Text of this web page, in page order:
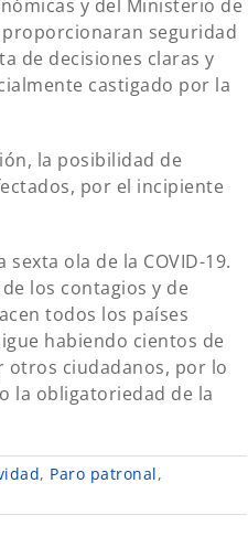
y del Ministerio de
seguridad
de decisiones claras y
castigado por la
la posibilidad de
por el incipiente
ola de la COVID-19.
los contagios y de
todos los países
habiendo cientos de
otros ciudadanos, por lo
la obligatoriedad de la
, Paro patronal,